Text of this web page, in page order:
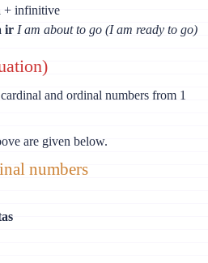
+ infinitive
ir I am about to go (I am ready to go)
and ordinal numbers from 1
are given below.
numbers